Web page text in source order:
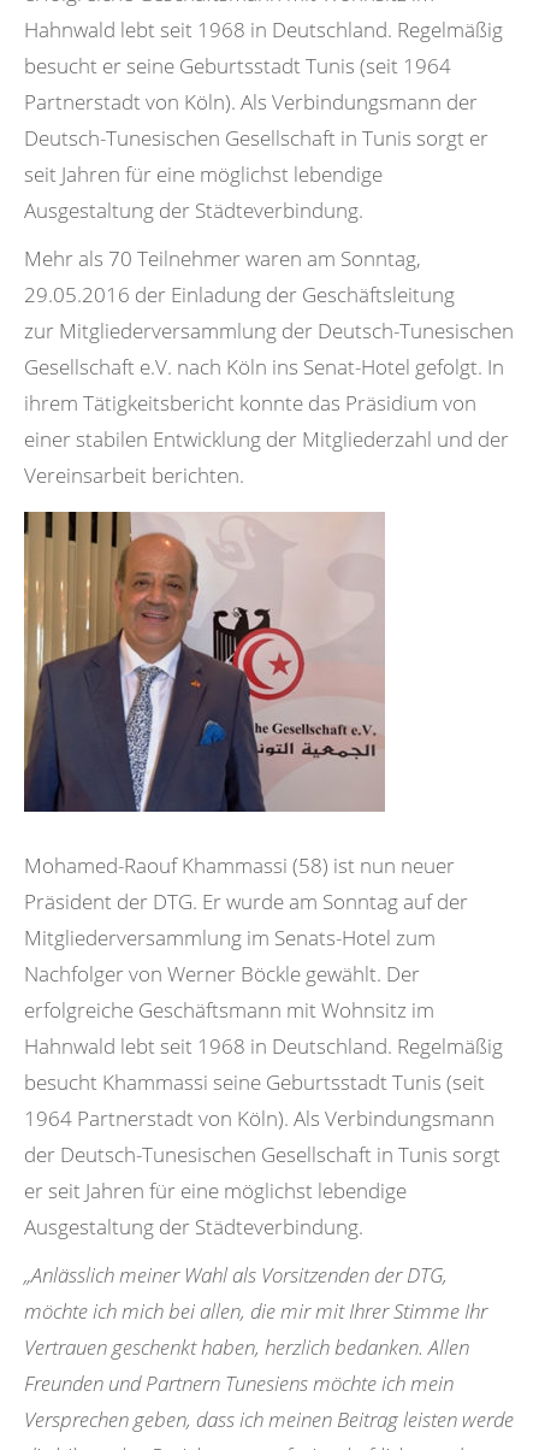
Hahnwald lebt seit 1968 in Deutschland. Regelmäßig
besucht er seine Geburtsstadt Tunis (seit 1964
Partnerstadt von Köln). Als Verbindungsmann der
Deutsch-Tunesischen Gesellschaft in Tunis sorgt er
seit Jahren für eine möglichst lebendige
Ausgestaltung der Städteverbindung.
Mehr als 70 Teilnehmer waren am Sonntag,
29.05.2016 der Einladung der Geschäftsleitung
zur Mitgliederversammlung der Deutsch-Tunesischen
Gesellschaft e.V. nach Köln ins Senat-Hotel gefolgt. In
ihrem Tätigkeitsbericht konnte das Präsidium von
einer stabilen Entwicklung der Mitgliederzahl und der
Vereinsarbeit berichten.
Mohamed-Raouf Khammassi (58) ist nun neuer
Präsident der DTG. Er wurde am Sonntag auf der
Mitgliederversammlung im Senats-Hotel zum
Nachfolger von Werner Böckle gewählt. Der
erfolgreiche Geschäftsmann mit Wohnsitz im
Hahnwald lebt seit 1968 in Deutschland. Regelmäßig
besucht Khammassi seine Geburtsstadt Tunis (seit
1964 Partnerstadt von Köln). Als Verbindungsmann
der Deutsch-Tunesischen Gesellschaft in Tunis sorgt
er seit Jahren für eine möglichst lebendige
Ausgestaltung der Städteverbindung.
„Anlässlich meiner Wahl als Vorsitzenden der DTG,
möchte ich mich bei allen, die mir mit Ihrer Stimme Ihr
Vertrauen geschenkt haben, herzlich bedanken. Allen
Freunden und Partnern Tunesiens möchte ich mein
Versprechen geben, dass ich meinen Beitrag leisten werde